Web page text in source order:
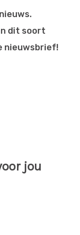
dit soort
nieuwsbrief!
jou